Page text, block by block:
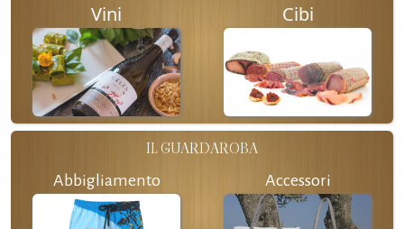
Vini Cibi
IL GUARDAROBA
Abbigliamento Accessori